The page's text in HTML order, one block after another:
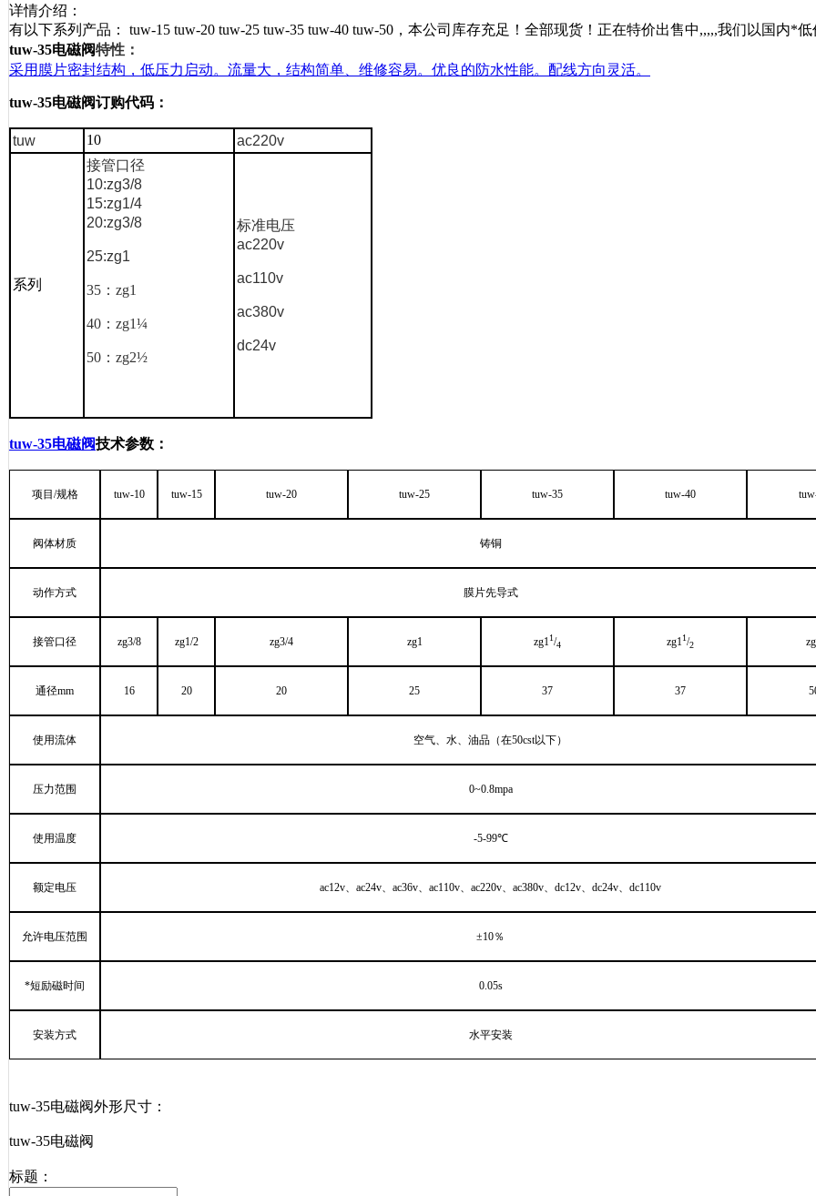
详情介绍：
有以下系列产品： tuw-15 tuw-20 tuw-25 tuw-35 tuw-40 tuw-50， 本公司库存充足！全部现货！正在特价出售中,,,,,我们以国内*低
tuw-35电磁阀特性：
采用膜片密封结构，低压力启动。流量大，结构简单、维修容易。优良的防水性能。配线方向灵活。
tuw-35电磁阀订购代码：
tuw 10 ac220v
系列
接管口径
10:zg3/8
15:zg1/4
20:zg3/8
25:zg1
35 ： zg1
40 ： zg1¼
50 ： zg2½
标准电压
ac220v
ac110v
ac380v
dc24v
tuw-35电磁阀技术参数 ：
项目 /规格 tuw-10 tuw-15 tuw-20 tuw-25 tuw-35 tuw-40
阀体材质 铸铜
动作方式 膜片先导式
接管口径 zg3/8 zg1/2 zg3/4 zg1 zg11/4 zg11/2
通径mm 16 20 20 25 37 37
使用流体 空气、水、油品（在50cst以下）
压力范围 0~0.8mpa
使用温度 -5-99℃
额定电压 ac12v、 ac24v、 ac36v、 ac110v、 ac220v、 ac380v、 dc12v、 dc24v、 dc110v
允许电压范围 ±10％
*短励磁时间 0.05s
安装方式 水平安装
tuw-35电磁阀外形尺寸 ：
tuw-35电磁阀
标题：